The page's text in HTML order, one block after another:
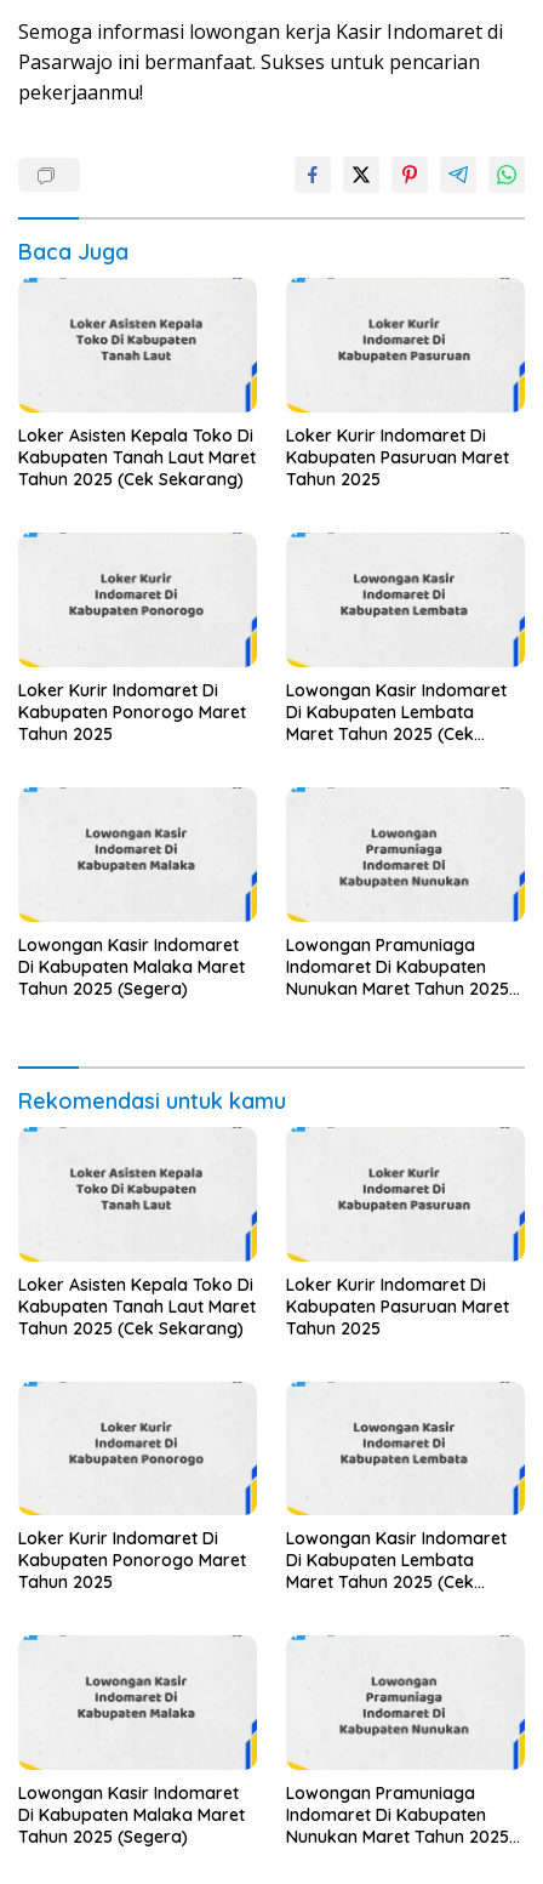
Semoga informasi lowongan kerja Kasir Indomaret di
Pasarwajo ini bermanfaat. Sukses untuk pencarian
pekerjaanmu!
Baca Juga
Loker Asisten Kepala Toko Di
Kabupaten Tanah Laut Maret
Tahun 2025 (Cek Sekarang)
Loker Kurir Indomaret Di
Kabupaten Pasuruan Maret
Tahun 2025
Loker Kurir Indomaret Di
Kabupaten Ponorogo Maret
Tahun 2025
Lowongan Kasir Indomaret
Di Kabupaten Lembata
Maret Tahun 2025 (Cek
Lowongan Kasir Indomaret
Di Kabupaten Malaka Maret
Tahun 2025 (Segera)
Lowongan Pramuniaga
Indomaret Di Kabupaten
Nunukan Maret Tahun 2025
Rekomendasi untuk kamu
Loker Asisten Kepala Toko Di
Kabupaten Tanah Laut Maret
Tahun 2025 (Cek Sekarang)
Loker Kurir Indomaret Di
Kabupaten Pasuruan Maret
Tahun 2025
Loker Kurir Indomaret Di
Kabupaten Ponorogo Maret
Tahun 2025
Lowongan Kasir Indomaret
Di Kabupaten Lembata
Maret Tahun 2025 (Cek
Lowongan Kasir Indomaret
Di Kabupaten Malaka Maret
Tahun 2025 (Segera)
Lowongan Pramuniaga
Indomaret Di Kabupaten
Nunukan Maret Tahun 2025